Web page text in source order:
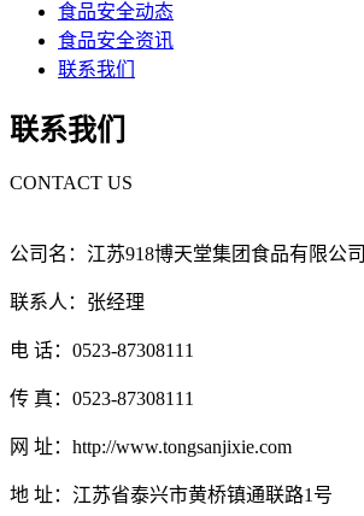
食品安全动态
食品安全资讯
联系我们
联系我们
CONTACT US
公司名：江苏918博天堂集团食品有限公司
联系人：张经理
电 话：0523-87308111
传 真：0523-87308111
网 址：http://www.tongsanjixie.com
地 址：江苏省泰兴市黄桥镇通联路1号